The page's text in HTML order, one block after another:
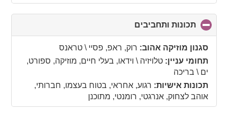
תכונות ותחביבים
to
collapse
contents
סגנון מוזיקה אהוב: רוק, ראפ, פסיי \ טראנס
תחומי עניין: טלויזיה \ וידאו, בעלי חיים, מוזיקה, ספורט,
ים \ בריכה
תכונות אישיות: רגוע, אחראי, בטוח בעצמו, חברותי,
אוהב לצחוק, אנרגטי, רומנטי, מתוכנן